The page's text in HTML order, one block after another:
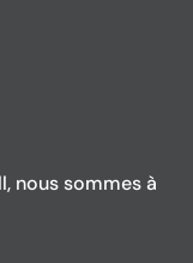
nous sommes à